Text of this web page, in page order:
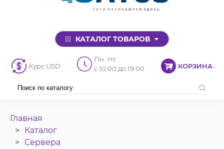
КАТАЛОГ ТОВАРОВ
Курс USD
Пн.-пт.
с 10:00 до 19:00
КОРЗИНА
Главная
Каталог
Сервера